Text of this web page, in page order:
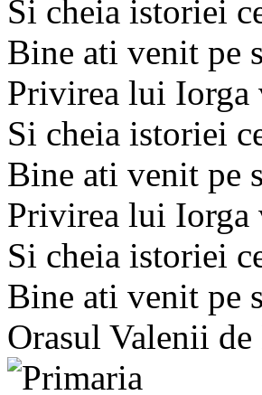
Si cheia istoriei
Bine ati venit
Privirea lui Iorga
Si cheia istoriei
Bine ati venit
Privirea lui Iorga
Si cheia istoriei
Bine ati venit
Orasul Valenii